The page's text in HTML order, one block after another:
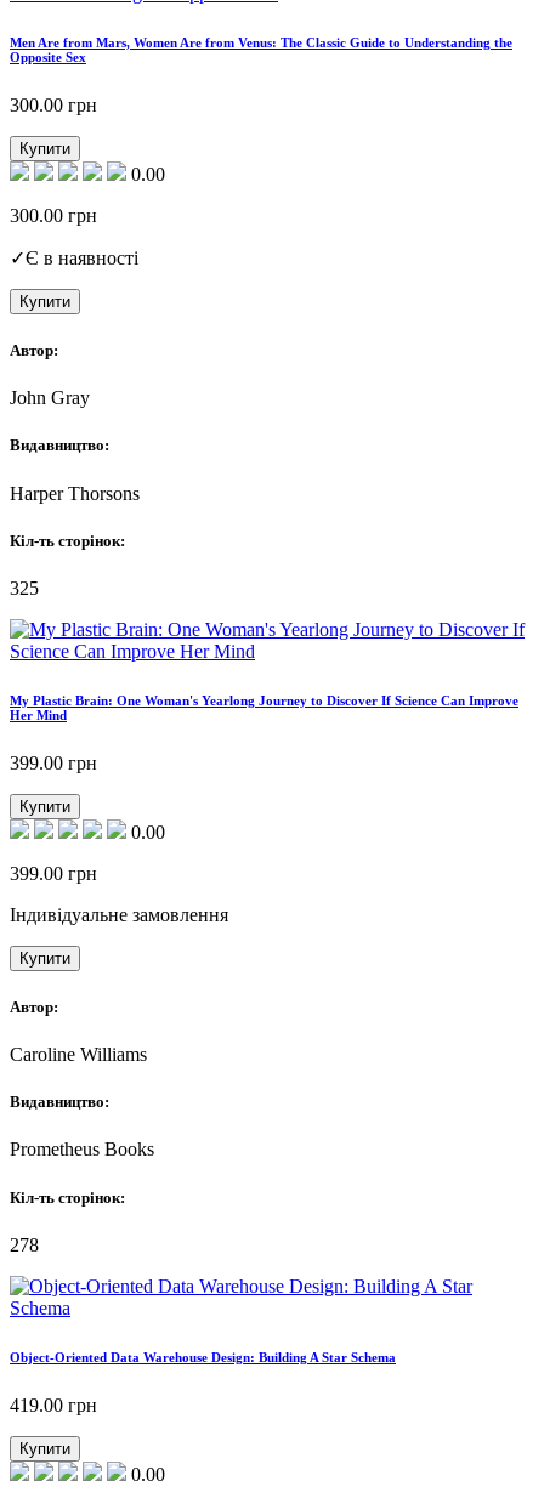
Men Are from Mars, Women Are from Venus: The Classic Guide to Understanding the
Opposite Sex
300.00 грн
Купити
0.00
300.00 грн
✓Є в наявності
Купити
Автор:
John Gray
Видавництво:
Harper Thorsons
Кіл-ть сторінок:
325
My Plastic Brain: One Woman's Yearlong Journey to Discover If Science Can Improve
Her Mind
399.00 грн
Купити
0.00
399.00 грн
Індивідуальне замовлення
Купити
Автор:
Caroline Williams
Видавництво:
Prometheus Books
Кіл-ть сторінок:
278
Object-Oriented Data Warehouse Design: Building A Star Schema
419.00 грн
Купити
0.00